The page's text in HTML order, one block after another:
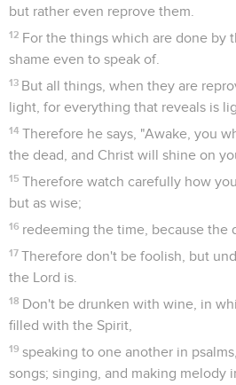
but rather even reprove them.
12 For the things which are done by
shame even to speak of.
13 But all things, when they are
light, for everything that reveals is
14 Therefore he says, "Awake, you
the dead, and Christ will shine on
15 Therefore watch carefully how
but as wise;
16 redeeming the time, because the
17 Therefore don't be foolish, but
the Lord is.
18 Don't be drunken with wine, in
filled with the Spirit,
19 speaking to one another in
songs; singing, and making melody